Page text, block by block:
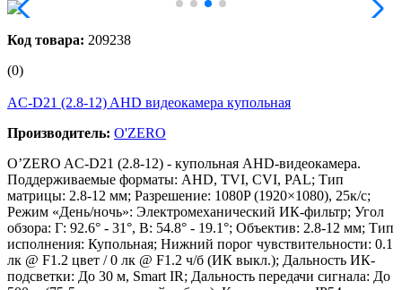
Код товара: 209238
(0)
AC-D21 (2.8-12) AHD видеокамера купольная
Производитель: O'ZERO
O’ZERO AC-D21 (2.8-12) - купольная AHD-видеокамера.
Поддерживаемые форматы: AHD, TVI, CVI, PAL; Тип
матрицы: 2.8-12 мм; Разрешение: 1080P (1920×1080), 25к/с;
Режим «День/ночь»: Электромеханический ИК-фильтр; Угол
обзора: Г: 92.6° - 31°, В: 54.8° - 19.1°; Объектив: 2.8-12 мм; Тип
исполнения: Купольная; Нижний порог чувствительности: 0.1
лк @ F1.2 цвет / 0 лк @ F1.2 ч/б (ИК выкл.); Дальность ИК-
подсветки: До 30 м, Smart IR; Дальность передачи сигнала: До